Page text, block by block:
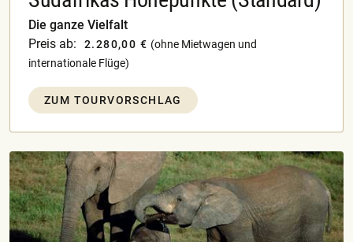
Die ganze Vielfalt
Preis ab:
2.280,00 € (ohne Mietwagen und
internationale Flüge)
ZUM TOURVORSCHLAG